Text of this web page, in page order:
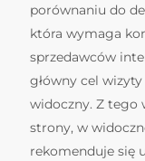
porównaniu do
która wymaga
sprzedawców
główny cel
widoczny. Z tego
strony, w
rekomenduje się